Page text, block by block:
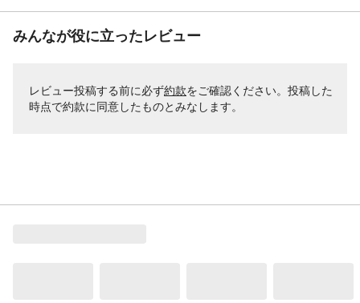
みんなが役に立ったレビュー
レビュー投稿する前に必ず約款をご確認ください。投稿した
時点で約款に同意したものとみなします。